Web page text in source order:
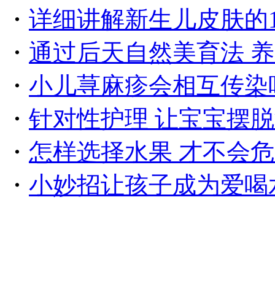
・ 详细讲解新生儿皮肤的
・ 通过后天自然美育法
・ 小儿荨麻疹会相互传染
・ 针对性护理 让宝宝摆
・ 怎样选择水果 才不会
・ 小妙招让孩子成为爱